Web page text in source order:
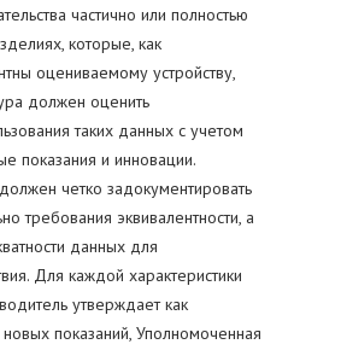
частично или полностью
которые, как
оцениваемому устройству,
должен оценить
таких данных с учетом
показания и инновации.
четко задокументировать
требования эквивалентности, а
данных для
Для каждой характеристики
утверждает как
показаний, Уполномоченная